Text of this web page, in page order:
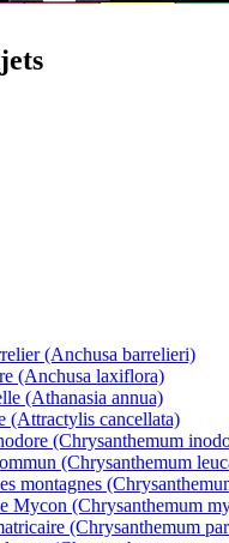
(Anchusa barrelieri)
(Anchusa laxiflora)
(Athanasia annua)
(Attractylis cancellata)
(Chrysanthemum
(Chrysanthemum
montagnes
Mycon (Chrysanthemum
(Chrysanthemum